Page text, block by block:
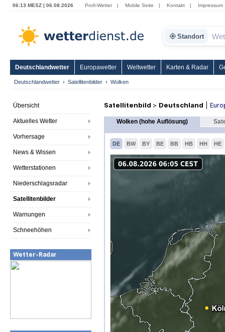
06:13 MESZ | 06.08.2026 Profi-Wetter | Mobile Seite | Kontakt | Impressum
Standort
Deutschlandwetter Europawetter Weltwetter Karten & Radar
Deutschlandwetter Satellitenbilder Wolken
Übersicht
Aktuelles Wetter
Vorhersage
News & Wissen
Wetterstationen
Niederschlagsradar
Satellitenbilder
Warnungen
Schneehöhen
Wetter-Radar
Satellitenbild > Deutschland
Wolken (hohe Auflösung)
DE BW BY BE BB HB HH HE